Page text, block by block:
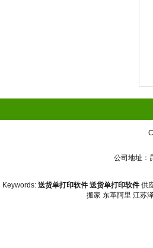
公司地址：
Keywords: 送货单打印软件 送货单打印软件 供
搬家 东革阿里 江苏